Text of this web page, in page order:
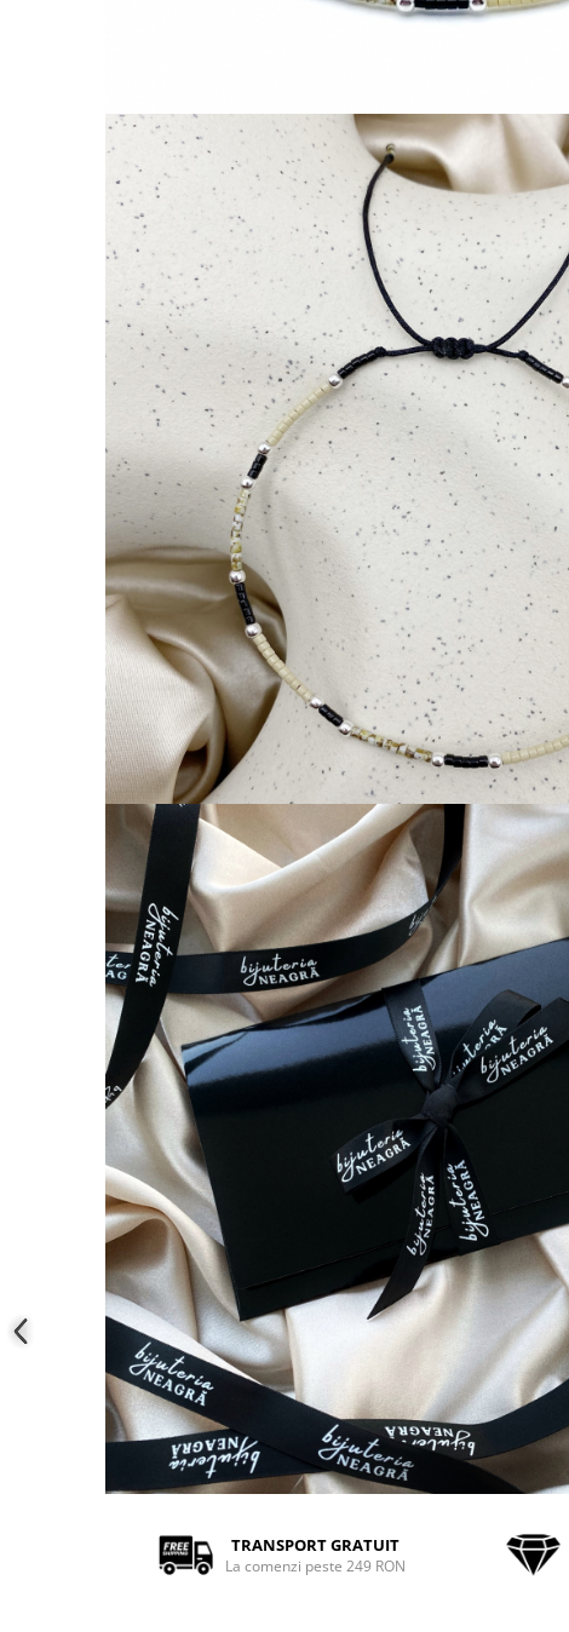
Lănțișoare cu Molecule
Lănțișoare cu Pietre Naturale
Lănțișoare Argint Diverse
COLIERE CU PERLE
Coliere cu Perle Naturale
Coliere cu Perle Preciosa
COLIERE ȘNUR REGLABIL
Coliere cu Inimioare
Coliere cu Stea
Coliere cu Soare
Coliere cu Semilună
Coliere cu Zodii
Coliere cu Flori
Coliere cu Animale
Coliere cu Molecule
Coliere Diverse
BRĂȚĂRI CU ȘNUR REGLABIL
Brățări din Aur cu șnur reglabil
Brățări din Argint cu șnur reglabil
BRĂȚĂRI CU PIETRE SEMIPREȚIOASE
Brățări din Aur cu pietre
semiprețioase
Brățări din Argint cu pietre
Brățări elastice cu pietre
semiprețioase
BRĂȚĂRI DE PICIOR
Brățări de picior din Aur
Brățări de picior din Argint
Coliere cu mărgele colorate și
Coliere cu pietre semiprețioase
TRANSPORT GRATUIT
La comenzi peste 249 RON